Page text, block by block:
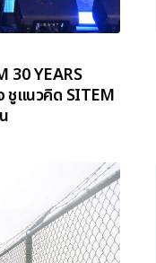
30 YEARS
ชูแนวคิด SITEM